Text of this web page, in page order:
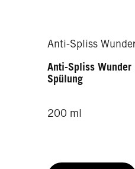
Anti-Spliss
Anti-Spliss Wunder
Spülung
200 ml